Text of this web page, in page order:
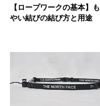
【ロープワークの基本】も
やい結びの結び方と用途